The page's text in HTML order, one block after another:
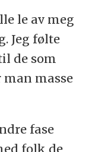
le av meg
Jeg følte
de som
masse
fase
folk de